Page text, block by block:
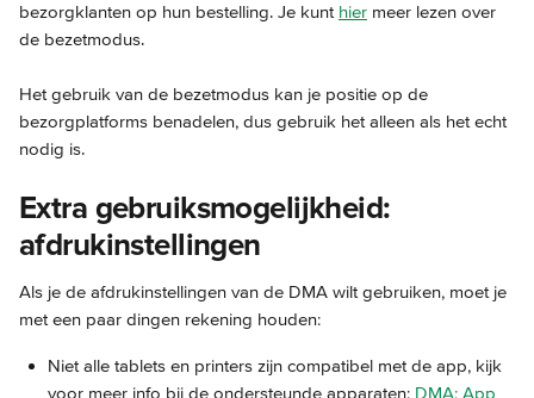
bezorgklanten op hun bestelling. Je kunt hier meer lezen over
de bezetmodus.
Het gebruik van de bezetmodus kan je positie op de
bezorgplatforms benadelen, dus gebruik het alleen als het echt
nodig is.
Extra gebruiksmogelijkheid:
afdrukinstellingen
Als je de afdrukinstellingen van de DMA wilt gebruiken, moet je
met een paar dingen rekening houden:
Niet alle tablets en printers zijn compatibel met de app, kijk
voor meer info bij de ondersteunde apparaten: DMA: App